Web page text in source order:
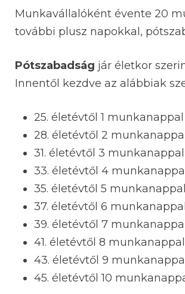
Munkavállalóként évente 20
további plusz napokkal,
Pótszabadság jár életkor
Innentől kezdve az alábbiak
25. életévtől 1 munkanappal
28. életévtől 2 munkanappal
31. életévtől 3 munkanappal
33. életévtől 4 munkanappal
35. életévtől 5 munkanappal
37. életévtől 6 munkanappal
39. életévtől 7 munkanappal
41. életévtől 8 munkanappal
43. életévtől 9 munkanappal
45. életévtől 10